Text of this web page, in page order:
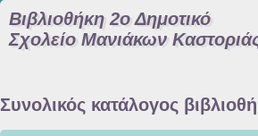
Βιβλιοθήκη 2ο Δημοτικό
Σχολείο Μανιάκων
Συνολικός κατάλογος